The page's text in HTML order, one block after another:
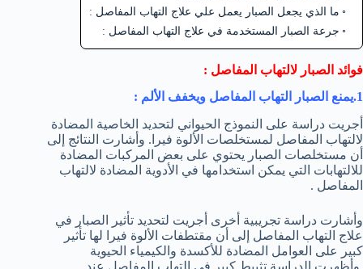
ما الذي يجعل الصبار يعمل علي علاج التهاب المفاصل :
جرعة الصبار المستخدمة في علاج التهاب المفاصل :
فوائد الصبار لالتهاب المفاصل :
1.يمنع الصبار التهاب المفاصل ويخفف الألم
:
أجريت دراسة على النموذج الحيواني لتحديد الخاصية المضادة
لالتهاب المفاصل لمستخلصات الألوة فيرا. وأشارت النتائج إلى
أن مستخلصات الصبار يحتوي على بعض المركبات المضادة
للالتهابات التي يمكن استخدامها في الأدوية المضادة لالتهاب
المفاصل .
وأشارت دراسة تجريبية أخرى أجريت لتحديد تأثير الصبار في
علاج التهاب المفاصل إلى أن مقتطفات الألوة فيرا لها تأثير
كبير على العوامل المضادة للأكسدة والكيمياء الحيوية